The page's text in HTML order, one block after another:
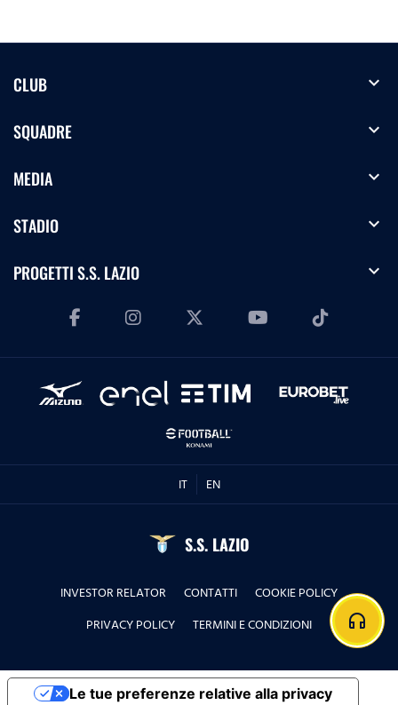
CLUB expand_more
SQUADRE expand_more
MEDIA expand_more
STADIO expand_more
PROGETTI S.S. LAZIO expand_more
IT EN
S.S. LAZIO
INVESTOR RELATOR CONTATTI
COOKIE POLICY
PRIVACY POLICY
TERMINI E CONDIZIONI headphones
Le tue preferenze relative alla privacy